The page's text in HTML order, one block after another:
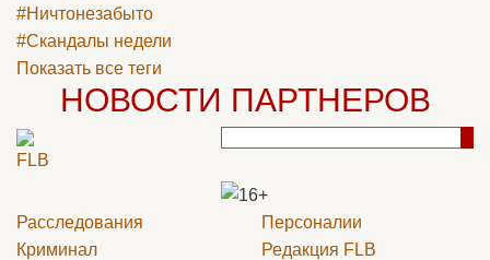
#Ничтонезабыто
#Скандалы недели
Показать все теги
НОВОСТИ ПАРТНЕРОВ
Расследования
Криминал
Персоналии
Редакция FLB